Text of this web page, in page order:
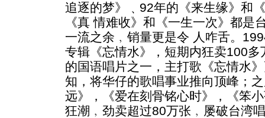
追逐的梦》﹑92年的《来生缘》和
《真 情难收》和《一生一次》都是
一流之余﹐销量更是令 人咋舌。
专辑《忘情水》，短期内狂卖100
的国语唱片之一，主打歌《忘情水
知，将华仔的歌唱事业推向顶峰；
远》，《爱在刻骨铭心时》，《笨
狂潮﹐劲卖超过80万张﹐屡破台湾